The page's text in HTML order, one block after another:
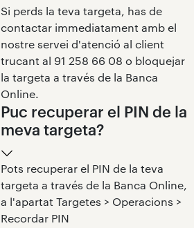
Si perds la teva targeta, has de
contactar immediatament amb el
nostre servei d'atenció al client
trucant al 91 258 66 08 o bloquejar
la targeta a través de la Banca
Online.
Puc recuperar el PIN de la
meva targeta?
Pots recuperar el PIN de la teva
targeta a través de la Banca Online,
a l'apartat Targetes > Operacions >
Recordar PIN